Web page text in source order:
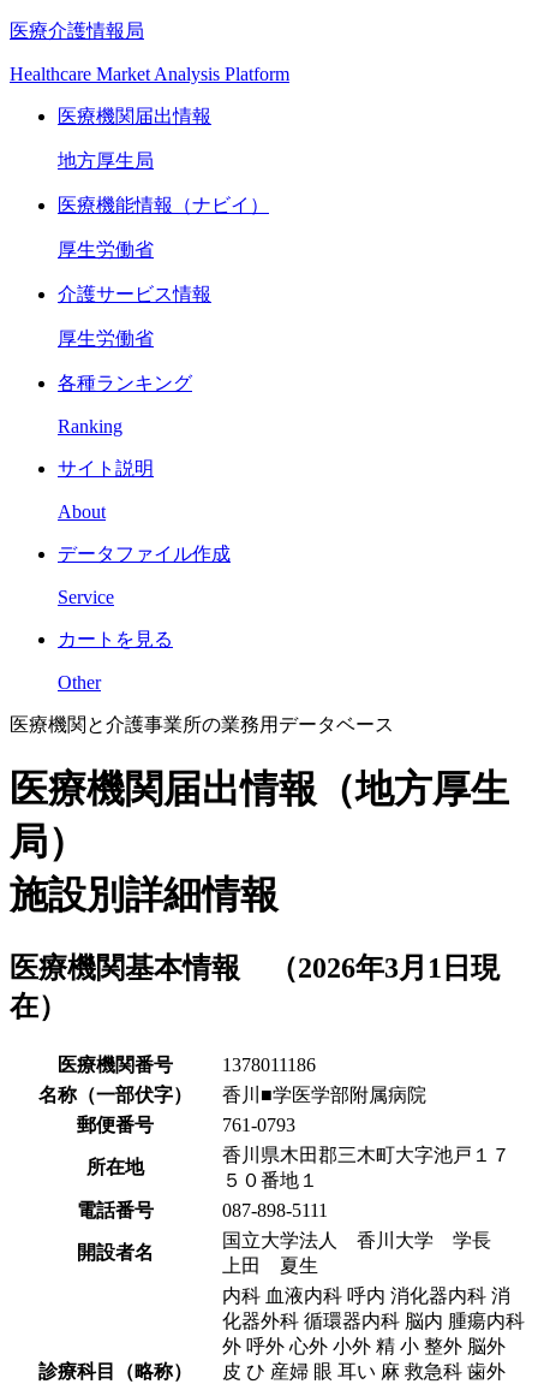
医療介護情報局
Healthcare Market Analysis Platform
医療機関届出情報
地方厚生局
医療機能情報（ナビイ）
厚生労働省
介護サービス情報
厚生労働省
各種ランキング
Ranking
サイト説明
About
データファイル作成
Service
カートを見る
Other
医療機関と介護事業所の業務用データベース
医療機関届出情報（地方厚生
局）
施設別詳細情報
医療機関基本情報 （2026年3月1日現
在）
医療機関番号
1378011186
名称（一部伏字）
香川■学医学部附属病院
郵便番号
761-0793
所在地
香川県木田郡三木町大字池戸１７
５０番地１
電話番号
087-898-5111
開設者名
国立大学法人 香川大学 学長
上田 夏生
診療科目（略称）
内科 血液内科 呼内 消化器内科 消
化器外科 循環器内科 脳内 腫瘍内科
外 呼外 心外 小外 精 小 整外 脳外
皮 ひ 産婦 眼 耳い 麻 救急科 歯外